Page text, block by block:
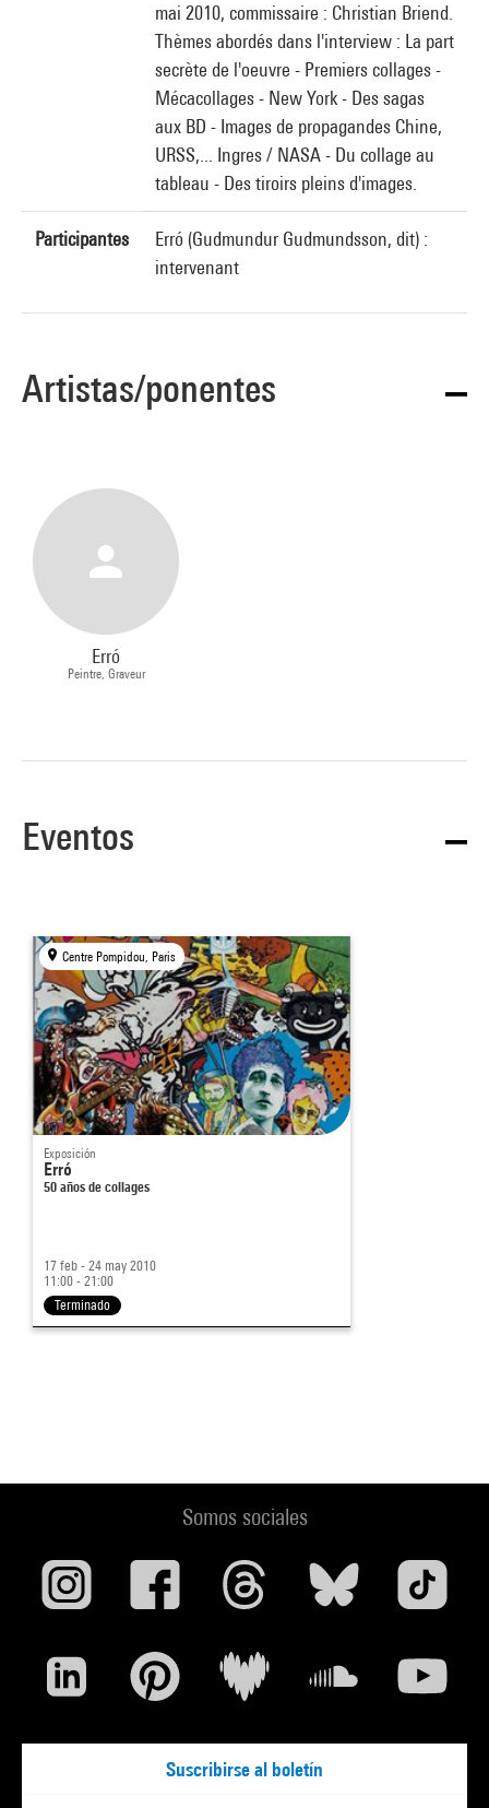
mai 2010, commissaire : Christian Briend.
Thèmes abordés dans l'interview : La part
secrète de l'oeuvre - Premiers collages -
Mécacollages - New York - Des sagas
aux BD - Images de propagandes Chine,
URSS,... Ingres / NASA - Du collage au
tableau - Des tiroirs pleins d'images.
Participantes
Erró (Gudmundur Gudmundsson, dit) :
intervenant
Artistas/ponentes
Erró
Peintre, Graveur
Eventos
Centre Pompidou, Paris
Exposición
Erró
50 años de collages
17 feb - 24 may 2010
11:00 - 21:00
Terminado
Somos sociales
Suscribirse al boletín